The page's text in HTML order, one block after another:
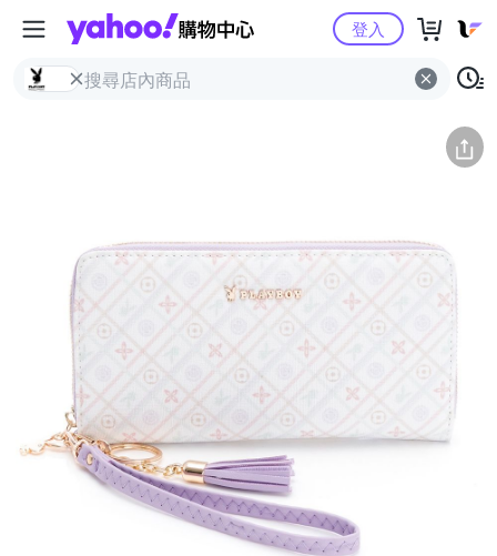
Yahoo購物中心
登入
簡介 評價 (2) 猜你喜歡